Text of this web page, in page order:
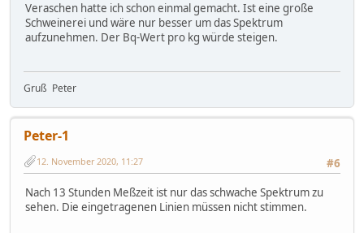
Veraschen hatte ich schon einmal gemacht. Ist eine große
Schweinerei und wäre nur besser um das Spektrum
aufzunehmen. Der Bq-Wert pro kg würde steigen.
Gruß Peter
Peter-1
#6
12. November 2020, 11:27
Nach 13 Stunden Meßzeit ist nur das schwache Spektrum zu
sehen. Die eingetragenen Linien müssen nicht stimmen.